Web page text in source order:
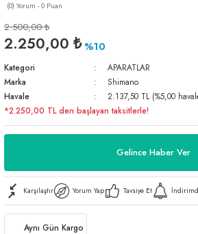
(0) Yorum - 0 Puan
2.500,00 ₺
2.250,00 ₺ %10
Kategori
APARATLAR
Marka
Shimano
Havale
2.137,50 TL (%5,00
*2.250,00 TL den başlayan taksitlerle!
Gelince Haber Ver
Karşılaştır Yorum Yap Tavsiye Et
Aynı Gün Kargo